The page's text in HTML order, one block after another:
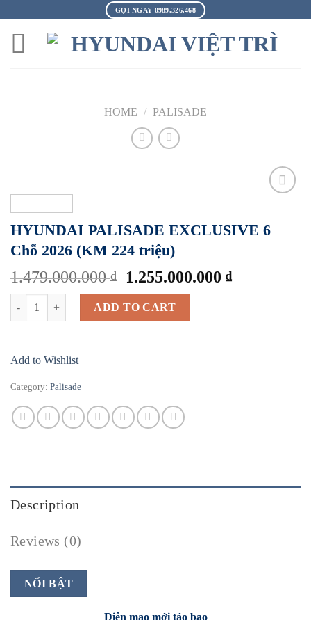
GỌI NGAY 0989.326.468
HOME / PALISADE
HYUNDAI PALISADE EXCLUSIVE 6
Chỗ 2026 (KM 224 triệu)
1.479.000.000₫ 1.255.000.000₫
ADD TO CART
Add to Wishlist
Category: Palisade
Description
Reviews (0)
NỔI BẬT
Diện mạo mới táo bạo